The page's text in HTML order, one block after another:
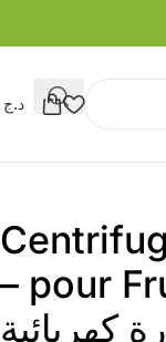
د.ج
pour Fruits et Légumes 2 vitesses –
كهربائية